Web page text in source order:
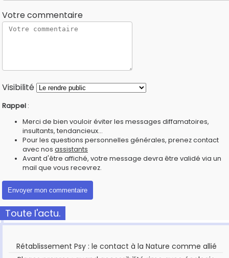
Votre commentaire
Visibilité
Rappel :
Merci de bien vouloir éviter les messages diffamatoires,
insultants, tendancieux...
Pour les questions personnelles générales, prenez contact
avec nos assistants
Avant d'être affiché, votre message devra être validé via un
mail que vous recevrez.
Toute l'actu.
Rétablissement Psy : le contact à la Nature comme allié